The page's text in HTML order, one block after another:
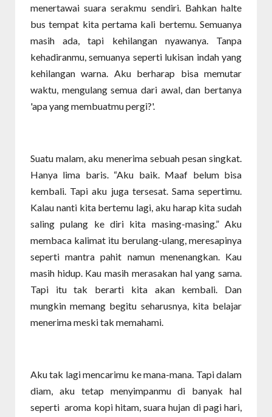
menertawai suara serakmu sendiri. Bahkan halte
bus tempat kita pertama kali bertemu. Semuanya
masih ada, tapi kehilangan nyawanya. Tanpa
kehadiranmu, semuanya seperti lukisan indah yang
kehilangan warna. Aku berharap bisa memutar
waktu, mengulang semua dari awal, dan bertanya
'apa yang membuatmu pergi?'.
Suatu malam, aku menerima sebuah pesan singkat.
Hanya lima baris. “Aku baik. Maaf belum bisa
kembali. Tapi aku juga tersesat. Sama sepertimu.
Kalau nanti kita bertemu lagi, aku harap kita sudah
saling pulang ke diri kita masing-masing.” Aku
membaca kalimat itu berulang-ulang, meresapinya
seperti mantra pahit namun menenangkan. Kau
masih hidup. Kau masih merasakan hal yang sama.
Tapi itu tak berarti kita akan kembali. Dan
mungkin memang begitu seharusnya, kita belajar
menerima meski tak memahami.
Aku tak lagi mencarimu ke mana-mana. Tapi dalam
diam, aku tetap menyimpanmu di banyak hal
seperti aroma kopi hitam, suara hujan di pagi hari,